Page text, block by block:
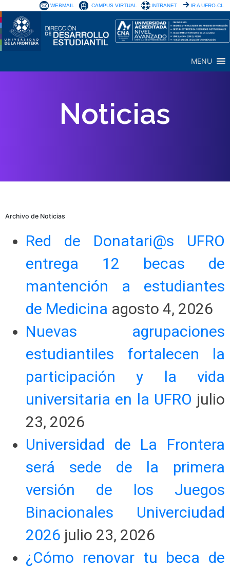
WEBMAIL CAMPUS VIRTUAL INTRANET IR A UFRO.CL
MENU
Noticias
Archivo de Noticias
Red de Donatari@s UFRO
entrega 12 becas de
mantención a estudiantes
de Medicina agosto 4, 2026
Nuevas agrupaciones
estudiantiles fortalecen la
participación y la vida
universitaria en la UFRO julio
23, 2026
Universidad de La Frontera
será sede de la primera
versión de los Juegos
Binacionales Univerciudad
2026 julio 23, 2026
¿Cómo renovar tu beca de